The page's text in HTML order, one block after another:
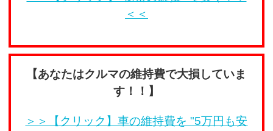
＜＜
【あなたはクルマの維持費で大損していま
す！！】
＞＞【クリック】車の維持費を "5万円も安